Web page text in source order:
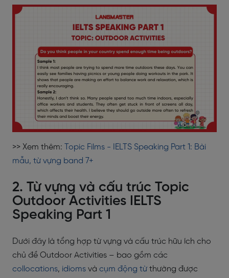
>> Xem thêm:
Topic Films - IELTS Speaking Part 1: Bài
mẫu, từ vựng band 7+
2. Từ vựng và cấu trúc Topic
Outdoor Activities IELTS
Speaking Part 1
Dưới đây là tổng hợp từ vựng và cấu trúc hữu ích cho
chủ đề Outdoor Activities – bao gồm các
collocations, idioms và cụm động từ thường được